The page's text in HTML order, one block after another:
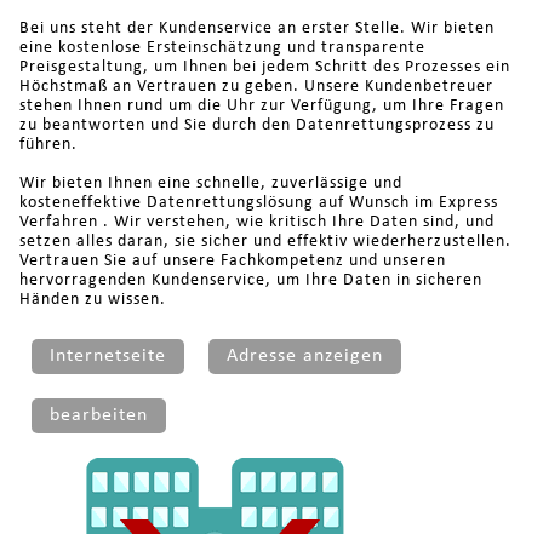
Bei uns steht der Kundenservice an erster Stelle. Wir bieten
eine kostenlose Ersteinschätzung und transparente
Preisgestaltung, um Ihnen bei jedem Schritt des Prozesses ein
Höchstmaß an Vertrauen zu geben. Unsere Kundenbetreuer
stehen Ihnen rund um die Uhr zur Verfügung, um Ihre Fragen
zu beantworten und Sie durch den Datenrettungsprozess zu
führen.
Wir bieten Ihnen eine schnelle, zuverlässige und
kosteneffektive Datenrettungslösung auf Wunsch im Express
Verfahren . Wir verstehen, wie kritisch Ihre Daten sind, und
setzen alles daran, sie sicher und effektiv wiederherzustellen.
Vertrauen Sie auf unsere Fachkompetenz und unseren
hervorragenden Kundenservice, um Ihre Daten in sicheren
Händen zu wissen.
Internetseite Adresse anzeigen
bearbeiten